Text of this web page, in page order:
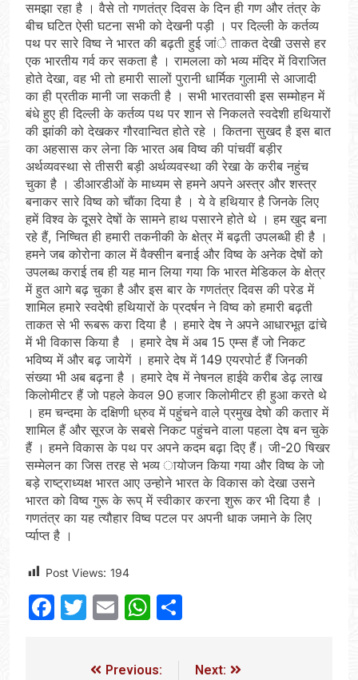
समझा रहा है । वैसे तो गणतंत्र दिवस के दिन ही गण और तंत्र के
बीच घटित ऐसी घटना सभी को देखनी पड़ी । पर दिल्ली के कर्तव्य
पथ पर सारे विष्व ने भारत की बढ़ती हुई जांे ताकत देखी उससे हर
एक भारतीय गर्व कर सकता है । रामलला को भव्य मंदिर में विराजित
होते देखा, वह भी तो हमारी सालों पुरानी धार्मिक गुलामी से आजादी
का ही प्रतीक मानी जा सकती है । सभी भारतवासी इस सम्मोहन में
बंधे हुए ही दिल्ली के कर्तव्य पथ पर शान से निकलते स्वदेशी हथियारों
की झांकी को देखकर गौरवान्वित होते रहे । कितना सुखद है इस बात
का अहसास कर लेना कि भारत अब विष्व की पांचवीं बड़ीर
अर्थव्यवस्था से तीसरी बड़ी अर्थव्यवस्था की रेखा के करीब नहुंच
चुका है । डीआरडीओं के माध्यम से हमने अपने अस्त्र और शस्त्र
बनाकर सारे विष्व को चौंका दिया है । ये वे हथियार है जिनके लिए
हमें विश्व के दूसरे देषों के सामने हाथ पसारने होते थे । हम खुद बना
रहे हैं, निष्चित ही हमारी तकनीकी के क्षेत्र में बढ़ती उपलब्धी ही है ।
हमने जब कोरोना काल में वैक्सीन बनाई और विष्व के अनेक देषों को
उपलब्ध कराई तब ही यह मान लिया गया कि भारत मेडिकल के क्षेत्र
में हुत आगे बढ़ चुका है और इस बार के गणतंत्र दिवस की परेड में
शामिल हमारे स्वदेषी हथियारों के प्रदर्षन ने विष्व को हमारी बढ़ती
ताकत से भी रूबरू करा दिया है । हमारे देष ने अपने आधारभूत ढांचे
में भी विकास किया है । हमारे देष में अब 15 एम्स हैं जो निकट
भविष्य में और बढ़ जायेगें । हमारे देष में 149 एयरपोर्ट हैं जिनकी
संख्या भी अब बढ़ना है । हमारे देष में नेषनल हाईवे करीब डेढ़ लाख
किलोमीटर हैं जो पहले केवल 90 हजार किलोमीटर ही हुआ करते थे
। हम चन्दमा के दक्षिणी ध्रुव में पहुंचने वाले प्रमुख देषो की कतार में
शामिल हैं और सूरज के सबसे निकट पहुंचने वाला पहला देष बन चुके
हैं । हमने विकास के पथ पर अपने कदम बढ़ा दिए हैं। जी-20 षिखर
सम्मेलन का जिस तरह से भव्य ायोजन किया गया और विष्व के जो
बड़े राष्ट्राध्यक्ष भारत आए उन्होने भारत के विकास को देखा उसने
भारत को विष्व गुरू के रूप् में स्वीकार करना शुरू कर भी दिया है ।
गणतंत्र का यह त्यौहार विष्व पटल पर अपनी धाक जमाने के लिए
र्प्याप्त है ।
Post Views: 194
Facebook
Twitter
EmailWhatsApp
Previous:
Next: